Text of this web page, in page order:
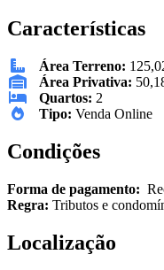
Características
Área Terreno:
Área Privativa:
Quartos: 2
Tipo: Venda Online
Condições
Forma de pagamento:
Regra: Tributos e
Localização